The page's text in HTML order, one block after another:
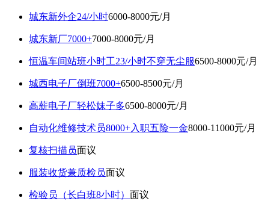
城东新外企24/小时6000-8000元/月
城东新厂7000+7000-8000元/月
恒温车间站班小时工23/小时不穿无尘服6500-8000元/月
城西电子厂倒班7000+6500-8500元/月
高薪电子厂轻松妹子多6500-8000元/月
自动化维修技术员8000+入职五险一金8000-11000元/月
复核扫描员面议
服装收货兼质检员面议
检验员（长白班8小时） 面议